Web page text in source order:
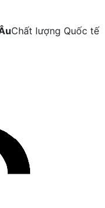
Chất lượng Quốc tế